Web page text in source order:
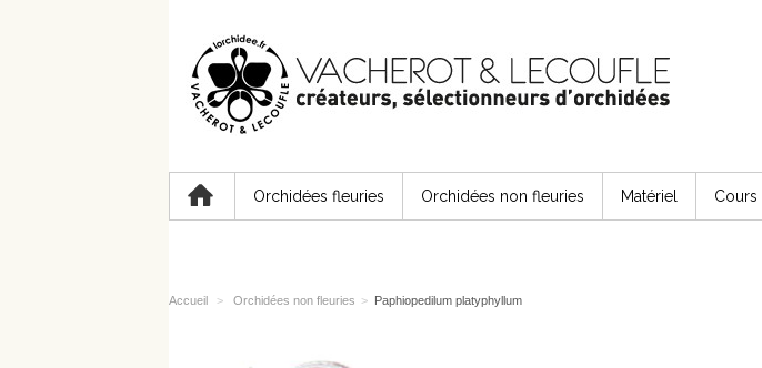
Orchidées fleuries Orchidées non fleuries Matériel Cours
Accueil > Orchidées non fleuries > Paphiopedilum platyphyllum